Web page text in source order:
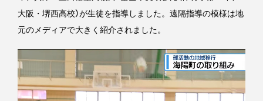
大阪・堺西高校）が生徒を指導しました。遠隔指導の模様は地
元のメディアで大きく紹介されました。